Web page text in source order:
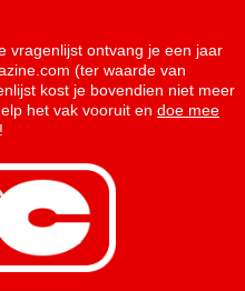
vragenlijst ontvang je een jaar
(ter waarde van
kost je bovendien niet meer
het vak vooruit en doe mee
!